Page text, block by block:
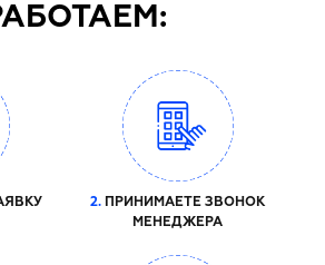
2. ПРИНИМАЕТЕ ЗВОНОК
МЕНЕДЖЕРА